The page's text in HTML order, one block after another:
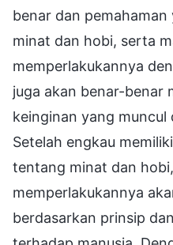
benar dan
minat dan hobi, serta
memperlakukannya
juga akan benar-benar
keinginan yang
Setelah engkau
tentang minat dan
memperlakukannya
berdasarkan prinsip